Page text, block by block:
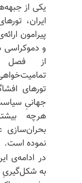
یکی از
ایران،
پیرامون
و دموکراسی
از فصل
تورهای
جهانیِ
هرچه
نموده است.
در ادامه‌ی
به شکل‌گیریِ